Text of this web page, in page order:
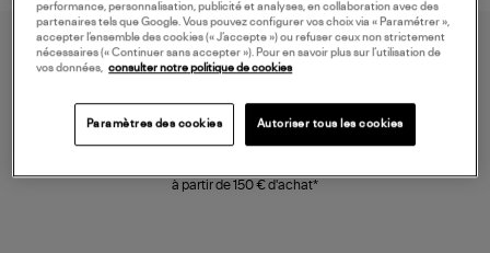
à partir de 150 € d'achat*
performance, personnalisation, publicité et analyses, en collaboration avec des
partenaires tels que Google. Vous pouvez configurer vos choix via « Paramétrer »,
accepter l’ensemble des cookies (« J’accepte ») ou refuser ceux non strictement
nécessaires (« Continuer sans accepter »). Pour en savoir plus sur l’utilisation de
vos données, consulter notre politique de cookies
Paramètres des cookies Autoriser tous les cookies